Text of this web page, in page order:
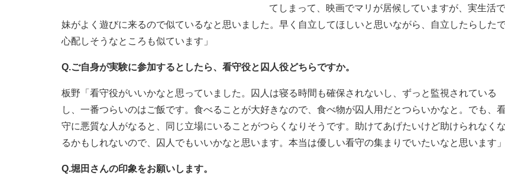
てしまって、映画でマリが居候していますが、実生活
妹がよく遊びに来るので似ているなと思いました。早く自立してほしいと思いながら、自立したらした
心配しそうなところも似ています」
Q.ご自身が実験に参加するとしたら、看守役と囚人役どちらですか。
板野「看守役がいいかなと思っていました。囚人は寝る時間も確保されないし、ずっと監視されている
し、一番つらいのはご飯です。食べることが大好きなので、食べ物が囚人用だとつらいかなと。でも、
守に悪質な人がなると、同じ立場にいることがつらくなりそうです。助けてあげたいけど助けられなくな
るかもしれないので、囚人でもいいかなと思います。本当は優しい看守の集まりでいたいなと思います」
Q.堀田さんの印象をお願いします。